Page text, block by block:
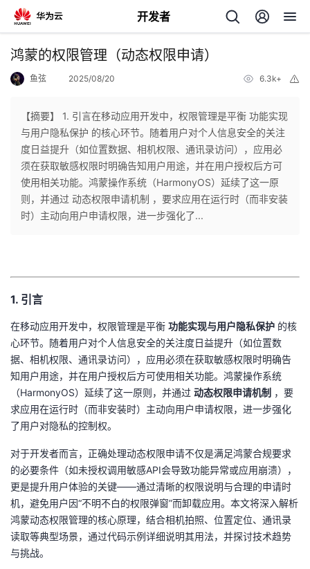
开发者
返
个
人
我
发
者
我
的
博
客
我
的
论
坛
我
的
圈
子
我
的
直
我
的
我
鸿蒙的权限管理（动态权限申请）
鱼弦 2025/08/20 6.3k+
【摘要】 ​​1. 引言​​在移动应用开发中，权限管理是平衡 ​​功能实现
与用户隐私保护​​ 的核心环节。随着用户对个人信息安全的关注
度日益提升（如位置数据、相机权限、通讯录访问），应用必
须在获取敏感权限时明确告知用户用途，并在用户授权后方可
使用相关功能。鸿蒙操作系统（HarmonyOS）延续了这一原
则，并通过 ​​动态权限申请机制​​ ，要求应用在运行时（而非安装
时）主动向用户申请权限，进一步强化了...
​1. 引言​
在移动应用开发中，权限管理是平衡 ​ ​功能实现与用户隐私保护​ ​ 的核
心环节。随着用户对个人信息安全的关注度日益提升（如位置数
据、相机权限、通讯录访问），应用必须在获取敏感权限时明确告
知用户用途，并在用户授权后方可使用相关功能。鸿蒙操作系统
（HarmonyOS）延续了这一原则，并通过 ​ ​动态权限申请机制​ ​ ，要
求应用在运行时（而非安装时）主动向用户申请权限，进一步强化
了用户对隐私的控制权。
对于开发者而言，正确处理动态权限申请不仅是满足鸿蒙合规要求
的必要条件（如未授权调用敏感API会导致功能异常或应用崩溃），
更是提升用户体验的关键——通过清晰的权限说明与合理的申请时
机，避免用户因“不明不白的权限弹窗”而卸载应用。本文将深入解析
鸿蒙动态权限管理的核心原理，结合相机拍照、位置定位、通讯录
读取等典型场景，通过代码示例详细说明其用法，并探讨技术趋势
与挑战。